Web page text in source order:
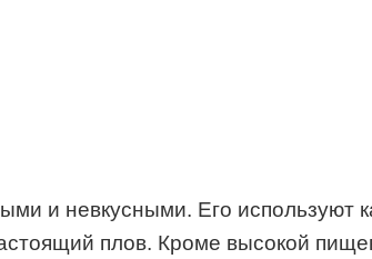
и невкусными. Его используют
плов. Кроме высокой